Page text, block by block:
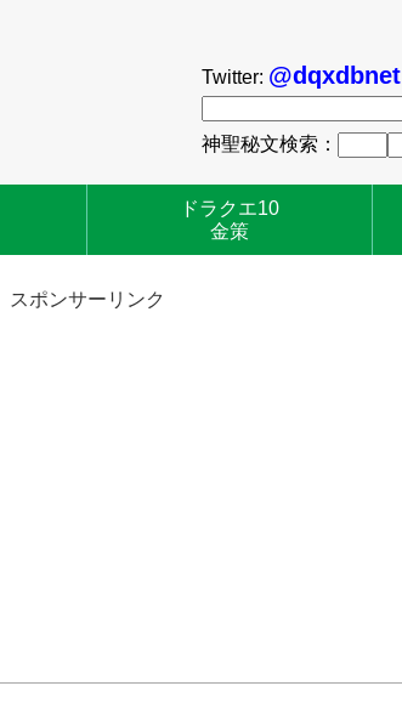
Twitter: @dqxdbnet
神聖秘文検索：
ドラクエ10
金策
スポンサーリンク